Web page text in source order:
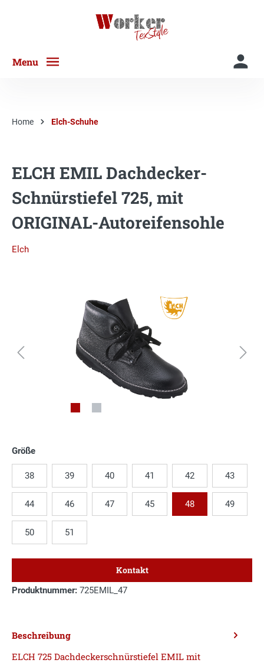
Menu
Home Elch-Schuhe
ELCH EMIL Dachdecker-
Schnürstiefel 725, mit
ORIGINAL-Autoreifensohle
Elch
Größe
38 39 40 41 42 43
44 46 47 45 48 49
50 51
Kontakt
Produktnummer: 725EMIL_47
Beschreibung
ELCH 725 Dachdeckerschnürstiefel EMIL mit